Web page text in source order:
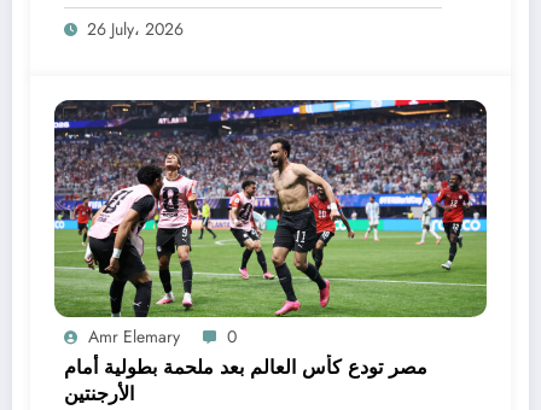
26 July، 2026
Amr Elemary 0
مصر تودع كأس العالم بعد ملحمة بطولية أمام
الأرجنتين